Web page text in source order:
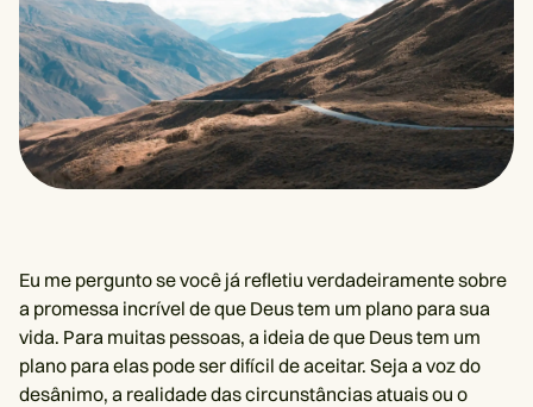
Eu me pergunto se você já refletiu verdadeiramente sobre
a promessa incrível de que Deus tem um plano para sua
vida. Para muitas pessoas, a ideia de que Deus tem um
plano para elas pode ser difícil de aceitar. Seja a voz do
desânimo, a realidade das circunstâncias atuais ou o